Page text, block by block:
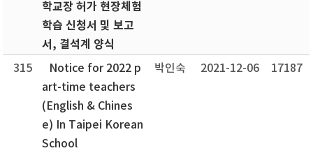
학교장 허가 현장체험
학습 신청서 및 보고
서, 결석계 양식
315
Notice for 2022 p
art-time teachers
(English & Chines
e) In Taipei Korean
School
박인숙 2021-12-06 17187